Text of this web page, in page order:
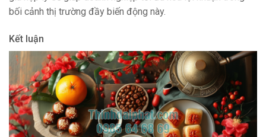
bối cảnh thị trường đầy biến động này.
Kết luận